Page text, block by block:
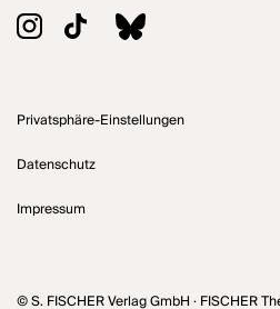
Privatsphäre-Einstellungen
Datenschutz
Impressum
© S. FISCHER Verlag GmbH · FISCHER